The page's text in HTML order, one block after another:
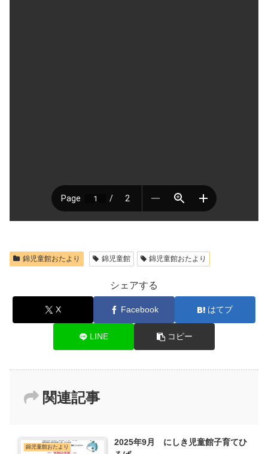
錦児童館おたより 錦児童館 錦児童館おたより
シェアする
X Facebook はてブ
LINE コピー
関連記事
錦児童館おたより
2025年9月 にしき児童館子育てひ